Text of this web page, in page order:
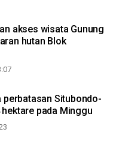
akses wisata Gunung
hutan Blok
perbatasan Situbondo-
pada Minggu